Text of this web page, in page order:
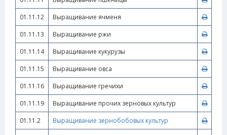
01.11.12
Выращивание ячменя
01.11.13
Выращивание ржи
01.11.14
Выращивание кукурузы
01.11.15
Выращивание овса
01.11.16
Выращивание гречихи
01.11.19
Выращивание прочих зерновых культур
01.11.2
Выращивание зернобобовых культур